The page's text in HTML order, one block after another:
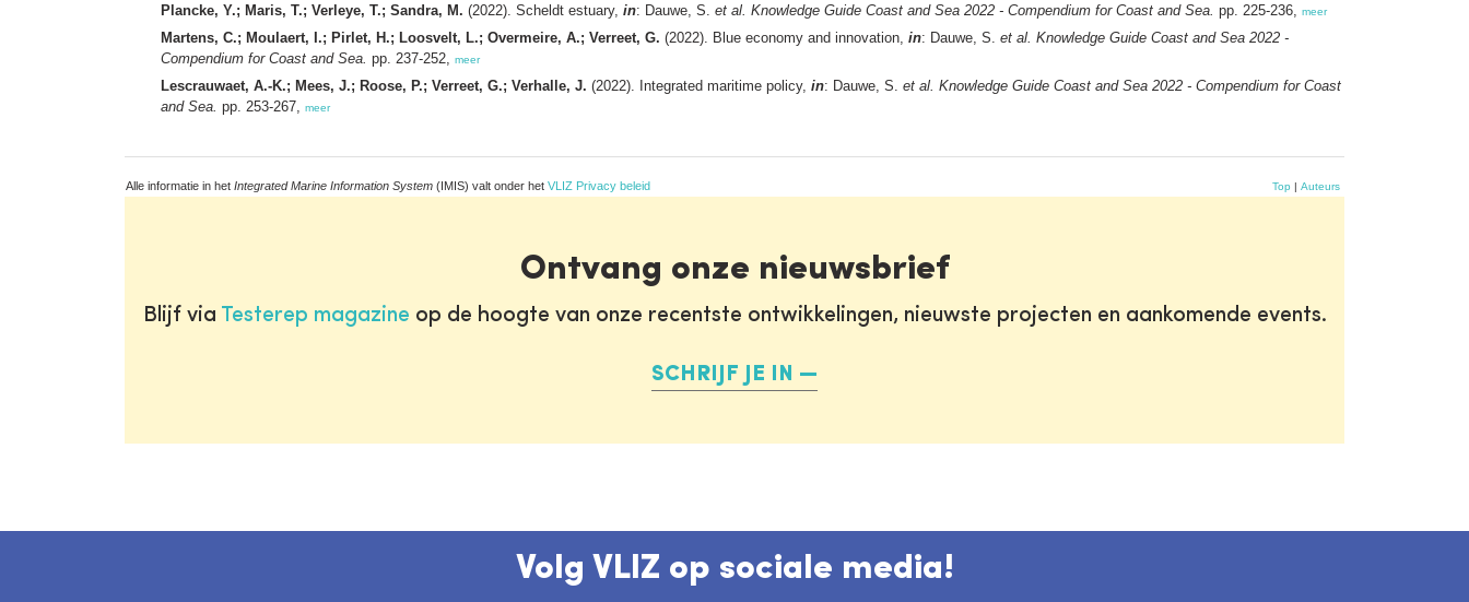
Plancke, Y.; Maris, T.; Verleye, T.; Sandra, M. (2022). Scheldt estuary, in: Dauwe, S. et al. Knowledge Guide Coast and Sea 2022 - Compendium for Coast and Sea. pp. 225-236, meer
Martens, C.; Moulaert, I.; Pirlet, H.; Loosvelt, L.; Overmeire, A.; Verreet, G. (2022). Blue economy and innovation, in: Dauwe, S. et al. Knowledge Guide Coast and Sea 2022 -
Compendium for Coast and Sea. pp. 237-252, meer
Lescrauwaet, A.-K.; Mees, J.; Roose, P.; Verreet, G.; Verhalle, J. (2022). Integrated maritime policy, in: Dauwe, S. et al. Knowledge Guide Coast and Sea 2022 - Compendium for Coast
and Sea. pp. 253-267, meer
Alle informatie in het Integrated Marine Information System (IMIS) valt onder het VLIZ Privacy beleid Top | Auteurs
Ontvang onze nieuwsbrief
Blijf via Testerep magazine op de hoogte van onze recentste ontwikkelingen, nieuwste projecten en aankomende events.
SCHRIJF JE IN
Volg VLIZ op sociale media!